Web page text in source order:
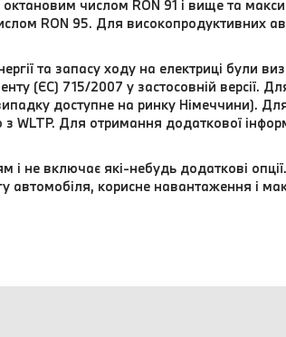
числом RON 91 і вище та
RON 95. Для високопродуктивних
та запасу ходу на електриці були
(ЄС) 715/2007 у застосовній версії.
доступне на ринку Німеччини). Для
з WLTP. Для отримання додаткової
не включає які-небудь додаткові
корисне навантаження і